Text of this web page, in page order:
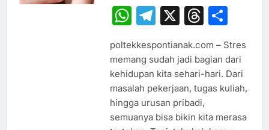
WhatsApp
Telegram
X
poltekkespontianak.com – Stres
memang sudah jadi bagian dari
kehidupan kita sehari-hari. Dari
masalah pekerjaan, tugas kuliah,
hingga urusan pribadi,
semuanya bisa bikin kita merasa